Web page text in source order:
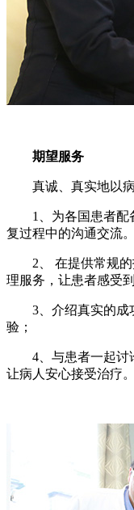
期望服务
真诚、真实地以病
1、为各国患者配
复过程中的沟通交流。
2、 在提供常规的
理服务，让患者感受
3、介绍真实的成
验；
4、与患者一起讨论
让病人安心接受治疗。